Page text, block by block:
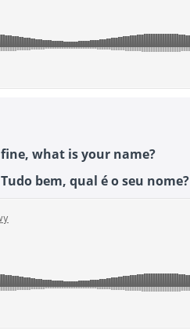
fine, what is your name?
Tudo bem, qual é o seu nome?